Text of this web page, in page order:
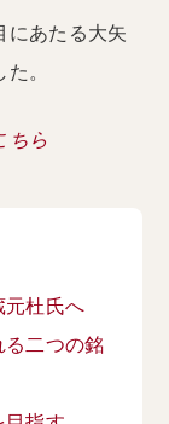
にあたる大矢
。
ちら
元杜氏へ
二つの銘